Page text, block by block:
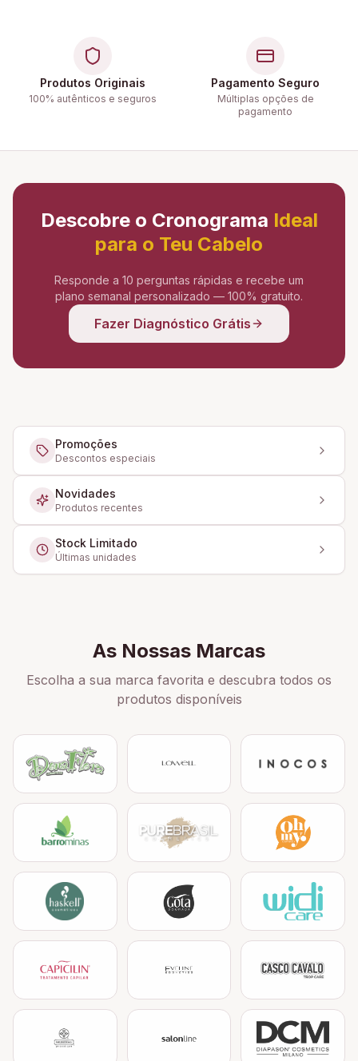
Produtos Originais
100% autênticos e seguros
Pagamento Seguro
Múltiplas opções de
pagamento
Descobre o Cronograma Ideal
para o Teu Cabelo
Responde a 10 perguntas rápidas e recebe um
plano semanal personalizado — 100% gratuito.
Fazer Diagnóstico Grátis
Promoções
Descontos especiais
Novidades
Produtos recentes
Stock Limitado
Últimas unidades
As Nossas Marcas
Escolha a sua marca favorita e descubra todos os
produtos disponíveis